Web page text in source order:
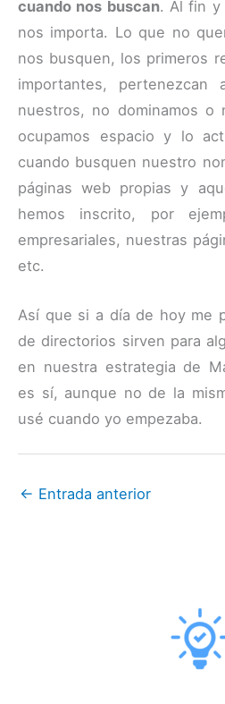
cuando nos buscan. Al fin y
nos importa. Lo que no
nos busquen, los primeros
importantes,
nuestros, no dominamos o
ocupamos espacio y lo
cuando busquen nuestro
páginas web propias y
hemos inscrito, por
empresariales, nuestras
etc.
Así que si a día de hoy me
de directorios sirven para
en nuestra estrategia de
es sí, aunque no de la
usé cuando yo empezaba.
← Entrada anterior